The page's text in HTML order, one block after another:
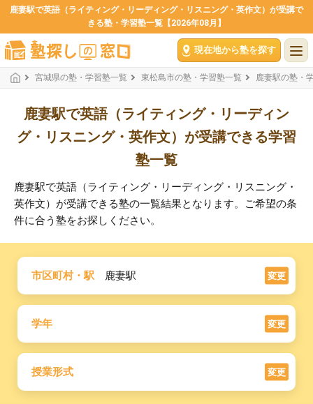
鹿妻駅で英語（ライティング・リーディング・リスニング・英作文）が受講で
きる塾・学習塾一覧【2026年08月】
現在地から塾を探す
宮城県の塾・学習塾一覧 東松島市の塾・学習塾一覧 鹿妻駅の塾・
鹿妻駅で英語（ライティング・リーディン
グ・リスニング・英作文）が受講できる学習
塾一覧
鹿妻駅で英語（ライティング・リーディング・リスニング・
英作文）が受講できる塾の一覧結果となります。ご希望の条
件に合う塾をお探しください。
市区町村・駅 鹿妻駅 変更
学年 変更
授業形式 変更